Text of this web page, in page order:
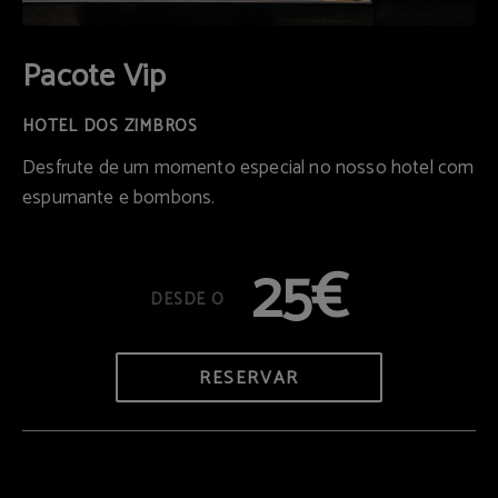
Pacote Vip
Desfrute de um momento especial no nosso hotel com
espumante e bombons.
25€
RESERVAR